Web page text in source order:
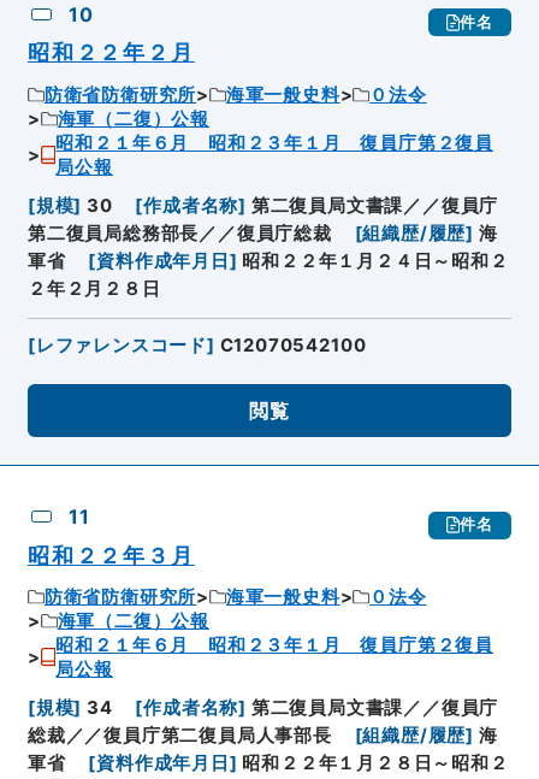
10 件名
昭和２２年２月
防衛省防衛研究所 海軍一般史料
０法令
海軍（二復）公報
昭和２１年６月 昭和２３年１月 復員庁第２復員
局公報
[規模] 30 [作成者名称] 第二復員局文書課／／復員庁
第二復員局総務部長／／復員庁総裁
[組織歴/履歴] 海
軍省
[資料作成年月日 ] 昭和２２年１月２４日～昭和２
２年２月２８日
[レファレンスコード] C12070542100
閲覧
11 件名
昭和２２年３月
防衛省防衛研究所 海軍一般史料
０法令
海軍（二復）公報
昭和２１年６月 昭和２３年１月 復員庁第２復員
局公報
[規模] 34 [作成者名称] 第二復員局文書課／／復員庁
総裁／／復員庁第二復員局人事部長
[組織歴/履歴] 海
軍省
[資料作成年月日 ] 昭和２２年１月２８日～昭和２